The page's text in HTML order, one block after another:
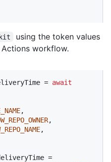
using the token values
workflow.
= await
,
,
,
=